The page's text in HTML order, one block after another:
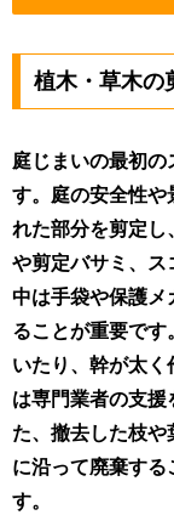
植木・草木の
庭じまいの最初
す。庭の安全性や
れた部分を剪定し
や剪定バサミ、ス
中は手袋や保護メ
ることが重要で
いたり、幹が太
は専門業者の支援
た、撤去した枝
に沿って廃棄する
す。